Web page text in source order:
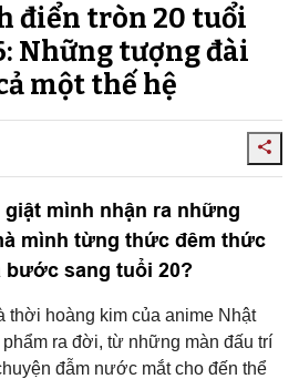
điển tròn 20 tuổi
Những tượng đài
một thế hệ
mình nhận ra những
mình từng thức đêm thức
bước sang tuổi 20?
thời hoàng kim của anime Nhật
ra đời, từ những màn đấu trí
đẫm nước mắt cho đến thể